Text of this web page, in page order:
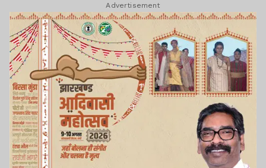
Advertisement